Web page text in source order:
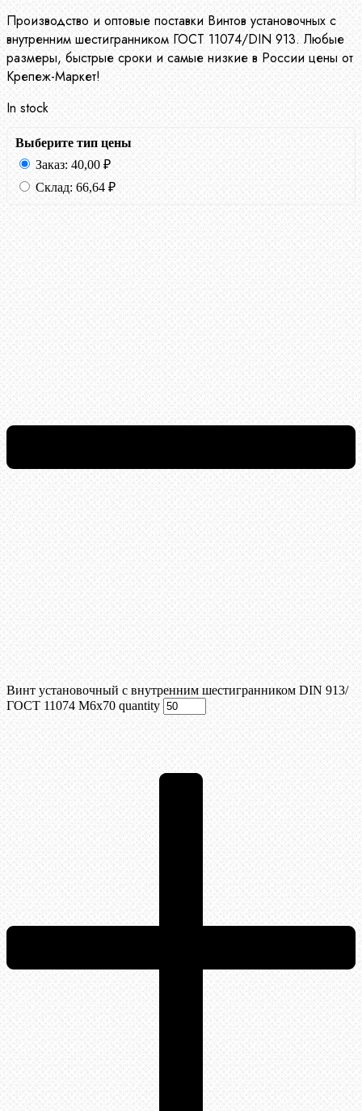
Производство и оптовые поставки Винтов установочных с
внутренним шестигранником ГОСТ 11074/DIN 913. Любые
размеры, быстрые сроки и самые низкие в России цены от
Крепеж-Маркет!
In stock
Выберите тип цены
Заказ: 40,00 ₽
Склад: 66,64 ₽
Винт установочный с внутренним шестигранником DIN 913/
ГОСТ 11074 М6x70 quantity